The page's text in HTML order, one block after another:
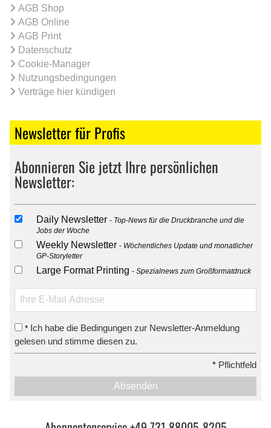
AGB Shop
AGB Online
AGB Print
Datenschutz
Cookie-Manager
Nutzungsbedingungen
Verträge hier kündigen
Newsletter für Profis
Abonnieren Sie jetzt Ihre persönlichen
Newsletter:
Daily Newsletter
Top-News für die Druckbranche und die
Jobs der Woche
Weekly Newsletter
Wöchentliches Update und monatlicher
GP-Storyletter
Large Format Printing Spezialnews zum Großformatdruck
* Ich habe die Bedingungen zur Newsletter-Anmeldung
gelesen und stimme diesen zu.
* Pflichtfeld
Absenden